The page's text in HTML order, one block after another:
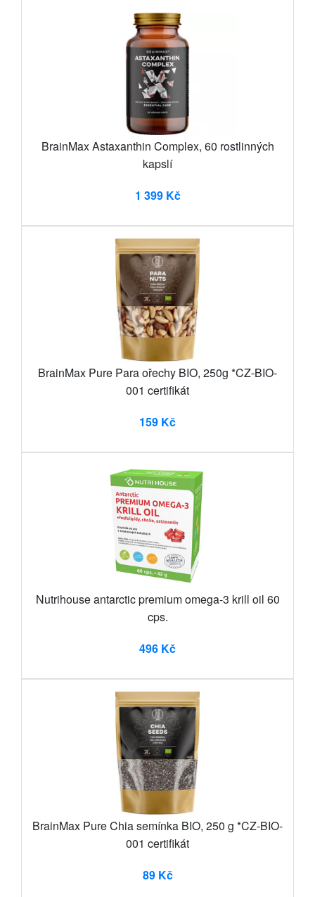
BrainMax Astaxanthin Complex, 60 rostlinných
kapslí
1 399 Kč
BrainMax Pure Para ořechy BIO, 250g *CZ-BIO-
001 certifikát
159 Kč
Nutrihouse antarctic premium omega-3 krill oil 60
cps.
496 Kč
BrainMax Pure Chia semínka BIO, 250 g *CZ-BIO-
001 certifikát
89 Kč